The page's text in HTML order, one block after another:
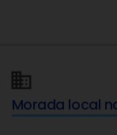
Morada local